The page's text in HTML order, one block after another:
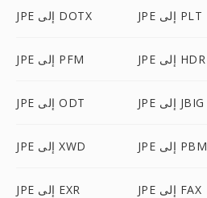
JPE إلى DOTX JPE إلى PLT
JPE إلى PFM JPE إلى HDR
JPE إلى ODT JPE إلى JBIG
JPE إلى XWD JPE إلى PBM
JPE إلى EXR JPE إلى FAX